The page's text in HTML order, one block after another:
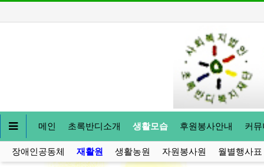
메인 초록반디소개 생활모습 후원봉사안내 커
장애인공동체 재활원 생활농원 자원봉사원 월별행사표